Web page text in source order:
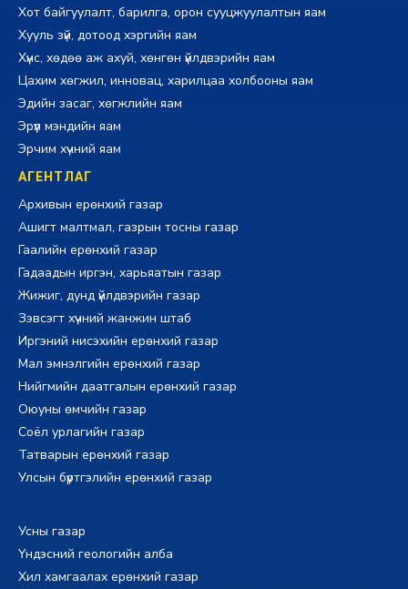
Хот байгуулалт, барилга, орон сууцжуулалтын яам
Хууль зүй, дотоод хэргийн яам
Хүнс, хөдөө аж ахуй, хөнгөн үйлдвэрийн яам
Цахим хөгжил, инновац, харилцаа холбооны яам
Эдийн засаг, хөгжлийн яам
Эрүүл мэндийн яам
Эрчим хүчний яам
АГЕНТЛАГ
Архивын ерөнхий газар
Ашигт малтмал, газрын тосны газар
Гаалийн ерөнхий газар
Гадаадын иргэн, харьяатын газар
Жижиг, дунд үйлдвэрийн газар
Зэвсэгт хүчний жанжин штаб
Иргэний нисэхийн ерөнхий газар
Мал эмнэлгийн ерөнхий газар
Нийгмийн даатгалын ерөнхий газар
Оюуны өмчийн газар
Соёл урлагийн газар
Татварын ерөнхий газар
Улсын бүртгэлийн ерөнхий газар
Усны газар
Үндэсний геологийн алба
Хил хамгаалах ерөнхий газар